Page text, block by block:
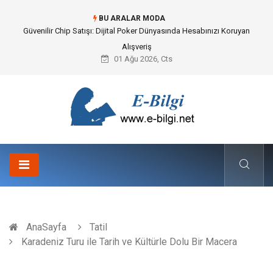
BU ARALAR MODA
Güvenilir Chip Satışı: Dijital Poker Dünyasında Hesabınızı Koruyan
Alışveriş
01 Ağu 2026, Cts
AnaSayfa
Tatil
Karadeniz Turu ile Tarih ve Kültürle Dolu Bir Macera